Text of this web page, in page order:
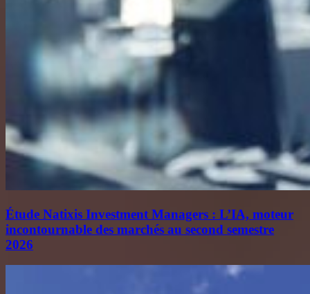
Étude Natixis Investment Managers : L’IA, moteur
incontournable des marchés au second semestre
2026